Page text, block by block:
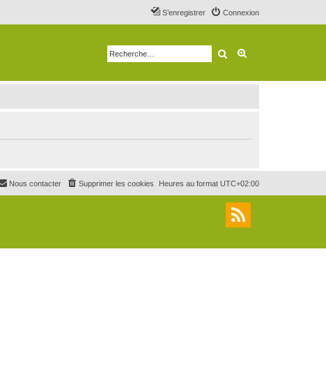
Connexion
S’enregistrer
Rechercher
Heures au format UTC+02:00
Supprimer les cookies
Nous contacter